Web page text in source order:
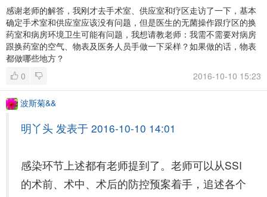
感谢老师的解答，我刚才去手术室、供应室和疗区走访了一下，基本
确定手术室和供应室应该没有问题，但是医生的无菌操作跟疗区的换
药室和病房环境卫生可能有问题，我想请教老师：我需不需要对病房
跟换药室的空气、物表及医务人员手做一下采样？如果做的话，物表
都做哪些地方？
0
2016-10-10 15:23
波斯菊&&
明丫头 发表于 2016-10-10 14:01
感染环节上述都有老师提到了。老师可以从SSI
的术前、术中、术后的防控预案着手，追述各个